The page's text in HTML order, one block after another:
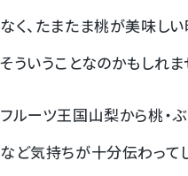
幸水梨ロイヤル
シャインマスカット
クイーンルージュ
なく、たまたま桃が美味しい
そういうことなのかもしれま
フルーツ王国山梨から桃・
など気持ちが十分伝わって